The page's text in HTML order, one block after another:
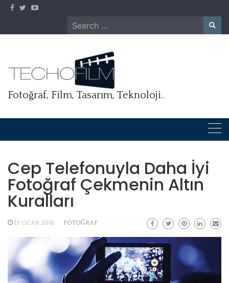
Skip
Search
for:
Fotoğraf, Film, Tasarım, Teknoloji..
Cep Telefonuyla Daha İyi
Fotoğraf Çekmenin Altın
Kuralları
19 OCAK 2016 FOTOĞRAF